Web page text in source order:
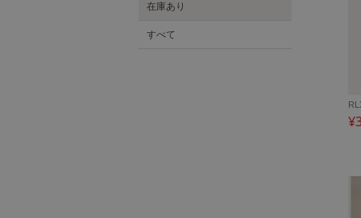
在庫あり
すべて